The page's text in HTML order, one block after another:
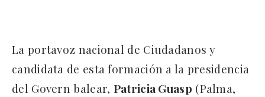
La portavoz nacional de Ciudadanos y
candidata de esta formación a la presidencia
del Govern balear, Patricia Guasp (Palma,